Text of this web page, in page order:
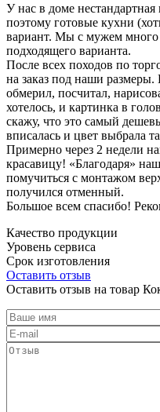
У нас в доме
поэтому готовые кухни
вариант. Мы с мужем
подходящего варианта.
После всех походов по
на заказ под наши
обмерил, посчитал,
хотелось, и картинка в
скажу, что это самый
вписалась и цвет выбрала
Примерно через 2 недели
красавицу! «Благодаря»
помучиться с монтажом
получился отменный.
Большое всем спасибо!
Качество продукции
Уровень сервиса
Срок изготовления
Оставить отзыв
Оставить отзыв на товар